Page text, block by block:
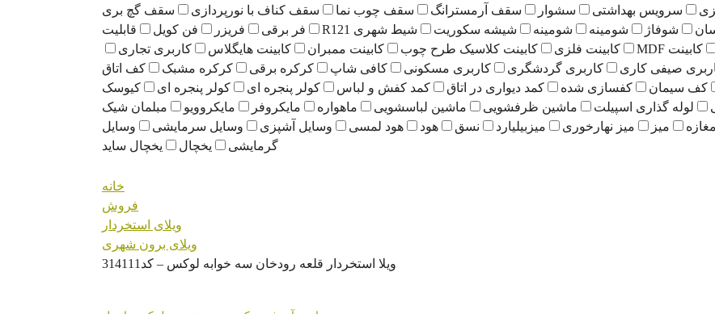
سرویس بهداشتی سشوار سقف آرمسترانگ سقف چوب نما سقف کناف با نورپردازی
سقف گچ بری
شوفاژ شومینه شومینه شیشه سکوریت شیط شهری R121 فر برقی فریزر فن کویل
قابلیت
کابینت MDF کابینت فلزی کابینت کلاسیک طرح چوب کابینت ممبران کابینت هایگلاس
کاربری تجاری
صیفی کاری کاربری گردشگری کاربری مسکونی کافی شاپ کرکره برقی کرکره مشبک
کف اتاق
کف سیمان کفسازی شده کمد دیواری در اتاق کمد کفش و لباس کولر پنجره ای کولر پنجره ای
کیوسک
لوله گذاری اسپیلت ماشین ظرفشویی ماشین لباسشویی ماهواره مایکروفر مایکروویو
مبلمان شیک
مغازه میز میز نهارخوری میزبیلیارد نسق هود هود لمسی وسایل آشپزی وسایل سرمایشی
وسایل
گرمایشی
یخچال یخچال ساید
خانه
فروش
ویلای استخردار
ویلای برون شهری
ویلا استخردار قلعه رودخان سه خوابه لوکس – کد314111